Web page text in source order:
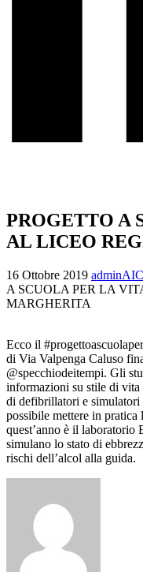
PROGETTO A
AL LICEO
16 Ottobre 2019
A SCUOLA PER LA
MARGHERITA
Ecco il
di Via Valpenga Caluso
@specchiodeitempi. Gli
informazioni su stile di vita
di defibrillatori e simulatori
possibile mettere in
quest’anno è il laboratorio
simulano lo stato di
rischi dell’alcol alla guida.